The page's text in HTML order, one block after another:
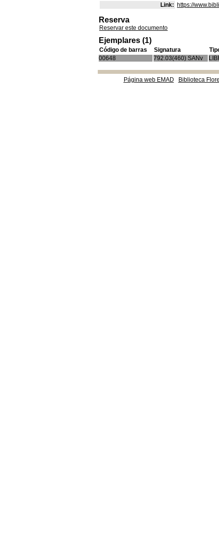
Link: https://
Reserva
Reservar este documento
Ejemplares (1)
Código de barras Signatura
00648
792.03(460) SANv
Página web EMAD Biblioteca